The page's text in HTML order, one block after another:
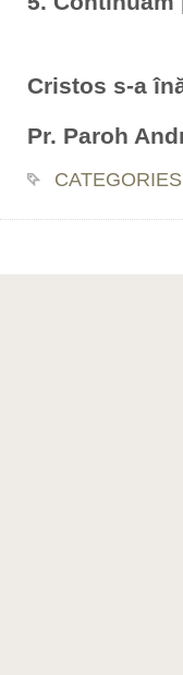
Cristos s-a
Pr. Paroh